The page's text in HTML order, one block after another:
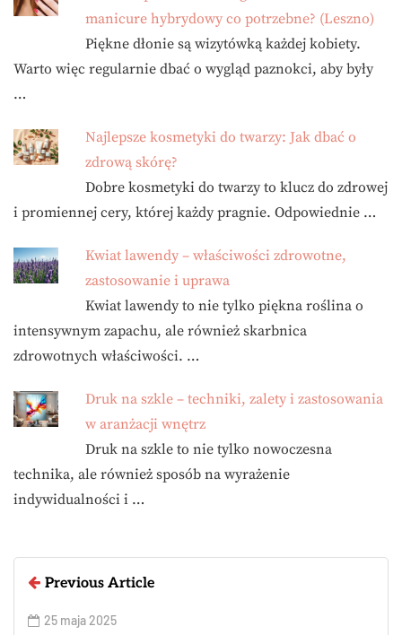
manicure hybrydowy co potrzebne? (Leszno)
Piękne dłonie są wizytówką każdej kobiety.
Warto więc regularnie dbać o wygląd paznokci, aby były
…
Najlepsze kosmetyki do twarzy: Jak dbać o
zdrową skórę?
Dobre kosmetyki do twarzy to klucz do zdrowej
i promiennej cery, której każdy pragnie. Odpowiednie …
Kwiat lawendy – właściwości zdrowotne,
zastosowanie i uprawa
Kwiat lawendy to nie tylko piękna roślina o
intensywnym zapachu, ale również skarbnica
zdrowotnych właściwości. …
Druk na szkle – techniki, zalety i zastosowania
w aranżacji wnętrz
Druk na szkle to nie tylko nowoczesna
technika, ale również sposób na wyrażenie
indywidualności i …
Previous Article
25 maja 2025